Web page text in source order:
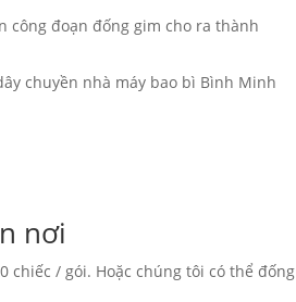
công đoạn đống gim cho ra thành
chuyền nhà máy bao bì Bình Minh
nơi
chiếc / gói. Hoặc chúng tôi có thể đống